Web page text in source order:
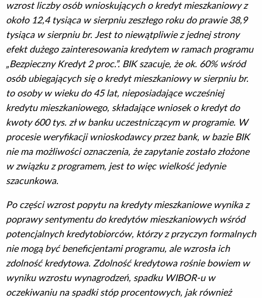
wzrost liczby osób wnioskujących o kredyt mieszkaniowy z
około 12,4 tysiąca w sierpniu zeszłego roku do prawie 38,9
tysiąca w sierpniu br. Jest to niewątpliwie z jednej strony
efekt dużego zainteresowania kredytem w ramach programu
„Bezpieczny Kredyt 2 proc.”. BIK szacuje, że ok. 60% wśród
osób ubiegających się o kredyt mieszkaniowy w sierpniu br.
to osoby w wieku do 45 lat, nieposiadające wcześniej
kredytu mieszkaniowego, składające wniosek o kredyt do
kwoty 600 tys. zł w banku uczestniczącym w programie. W
procesie weryfikacji wnioskodawcy przez bank, w bazie BIK
nie ma możliwości oznaczenia, że zapytanie zostało złożone
w związku z programem, jest to więc wielkość jedynie
szacunkowa.
Po części wzrost popytu na kredyty mieszkaniowe wynika z
poprawy sentymentu do kredytów mieszkaniowych wśród
potencjalnych kredytobiorców, którzy z przyczyn formalnych
nie mogą być beneficjentami programu, ale wzrosła ich
zdolność kredytowa. Zdolność kredytowa rośnie bowiem w
wyniku wzrostu wynagrodzeń, spadku WIBOR-u w
oczekiwaniu na spadki stóp procentowych, jak również